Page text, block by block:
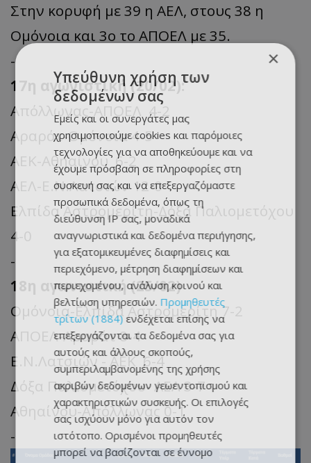
Στην κορυφή με 39 η ΑΕΛ, στους 38 η
Ομόνοια και 3ο το ΑΠΟΕΛ με 35.
-
17η αγωνιστική (20/02):
Απόλλωνας-ΑΠΟΕΛ 4-2
Αραράτ-Ομόνοια 4-5
ΑΕΚ-Αθηαίνου 6-2
ΑΕΛ-Ε.Ν.Λατσιών 12-0
Ελπίδα Αστρομερίτη-Δόξα Παλιομετόχου
4-0
-
18η αγωνιστική (25/02)
Ομόνοια-Ελπίδα Αστρομερίτη 7-2
ΑΠΟΕΛ-Αραράτ 8-4
Ε.Ν.Λατσιών - ΑΕΚ 6-4
Δόξα Παλιομετόχου- ΑΕΛ 3-7
Αθηαίνου-Απόλλωνας 0-1
-
×
Υπεύθυνη χρήση των
δεδομένων σας
Εμείς και οι συνεργάτες μας
χρησιμοποιούμε cookies και παρόμοιες
τεχνολογίες για να αποθηκεύουμε και να
έχουμε πρόσβαση σε πληροφορίες στη
συσκευή σας και να επεξεργαζόμαστε
προσωπικά δεδομένα, όπως τη
διεύθυνση IP σας, μοναδικά
αναγνωριστικά και δεδομένα περιήγησης,
για εξατομικευμένες διαφημίσεις και
περιεχόμενο, μέτρηση διαφημίσεων και
περιεχομένου, ανάλυση κοινού και
βελτίωση υπηρεσιών. Προμηθευτές
τρίτων (1884)ενδέχεται επίσης να
επεξεργάζονται τα δεδομένα σας για
αυτούς και άλλους σκοπούς,
συμπεριλαμβανομένης της χρήσης
ακριβών δεδομένων γεωεντοπισμού και
χαρακτηριστικών συσκευής. Οι επιλογές
σας ισχύουν μόνο για αυτόν τον
ιστότοπο. Ορισμένοι προμηθευτές
μπορεί να βασίζονται σε έννομο